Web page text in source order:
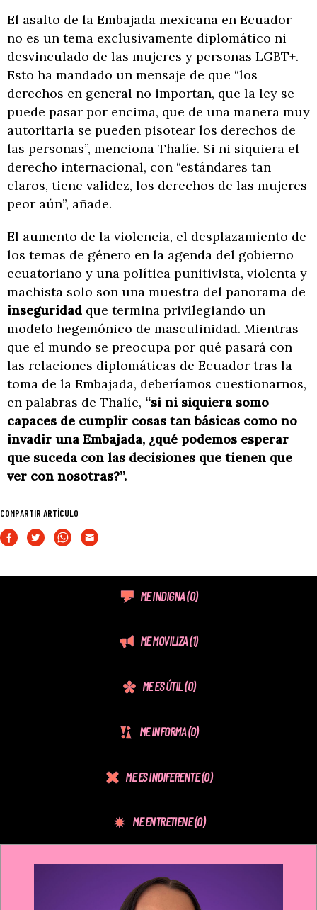
El asalto de la Embajada mexicana en Ecuador
no es un tema exclusivamente diplomático ni
desvinculado de las mujeres y personas LGBT+.
Esto ha mandado un mensaje de que “los
derechos en general no importan, que la ley se
puede pasar por encima, que de una manera muy
autoritaria se pueden pisotear los derechos de
las personas”, menciona Thalíe. Si ni siquiera el
derecho internacional, con “estándares tan
claros, tiene validez, los derechos de las mujeres
peor aún”, añade.
El aumento de la violencia, el desplazamiento de
los temas de género en la agenda del gobierno
ecuatoriano y una política punitivista, violenta y
machista solo son una muestra del panorama de
inseguridad que termina privilegiando un
modelo hegemónico de masculinidad. Mientras
que el mundo se preocupa por qué pasará con
las relaciones diplomáticas de Ecuador tras la
toma de la Embajada, deberíamos cuestionarnos,
en palabras de Thalíe, “si ni siquiera somo
capaces de cumplir cosas tan básicas como no
invadir una Embajada, ¿qué podemos esperar
que suceda con las decisiones que tienen que
ver con nosotras?”.
COMPARTIR ARTÍCULO
ME INDIGNA(0)
ME MOVILIZA(1)
ME ES ÚTIL(0)
ME INFORMA(0)
ME ES INDIFERENTE(0)
ME ENTRETIENE(0)